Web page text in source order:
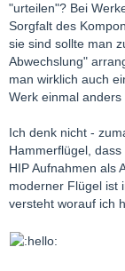
"urteilen"? Bei
Sorgfalt des
sie sind sollte man
Abwechslung"
man wirklich auch
Werk einmal
Ich denk nicht -
Hammerflügel,
HIP Aufnahmen als
moderner Flügel ist
versteht worauf ich